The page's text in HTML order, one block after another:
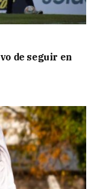
de seguir en